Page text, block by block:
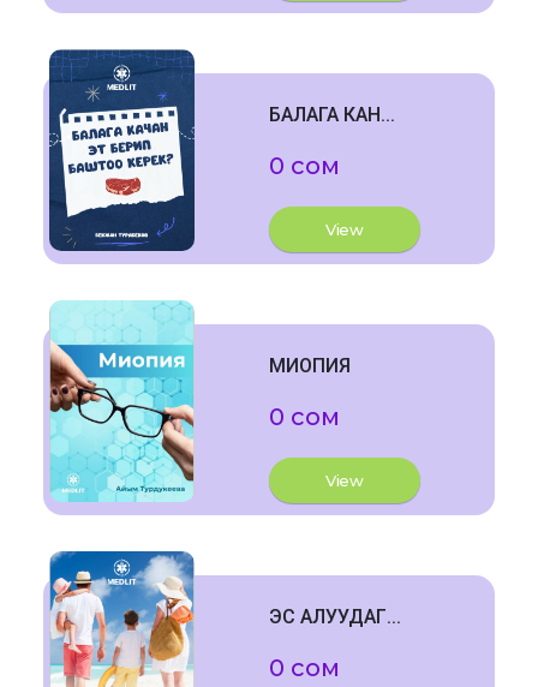
БАЛАГА КАН...
0 сом
View
МИОПИЯ
0 сом
View
ЭС АЛУУДАГ...
0 сом